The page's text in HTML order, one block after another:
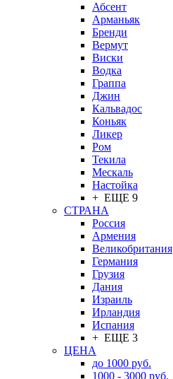
Абсент
Арманьяк
Бренди
Вермут
Виски
Водка
Граппа
Джин
Кальвадос
Коньяк
Ликер
Ром
Текила
Мескаль
Настойка
+ ЕЩЕ 9
СТРАНА
Россия
Армения
Великобритания
Германия
Грузия
Дания
Израиль
Ирландия
Испания
+ ЕЩЕ 3
ЦЕНА
до 1000 руб.
1000 - 3000 руб.